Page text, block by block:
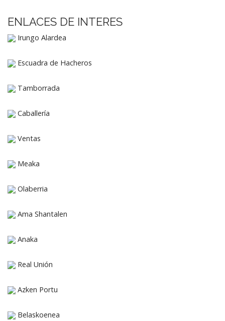
ENLACES DE INTERES
Irungo Alardea
Escuadra de Hacheros
Tamborrada
Caballería
Ventas
Meaka
Olaberria
Ama Shantalen
Anaka
Real Unión
Azken Portu
Belaskoenea